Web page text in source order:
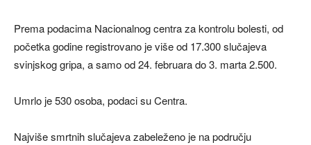
Prema podacima Nacionalnog centra za kontrolu bolesti, od
početka godine registrovano je više od 17.300 slučajeva
svinjskog gripa, a samo od 24. februara do 3. marta 2.500.
Umrlo je 530 osoba, podaci su Centra.
Najviše smrtnih slučajeva zabeleženo je na području